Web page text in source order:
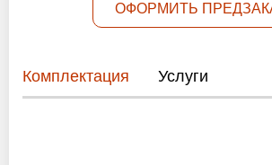
ОФОРМИТЬ
Комплектация Услуги